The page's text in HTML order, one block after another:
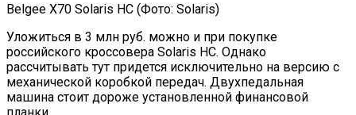
Belgee X70 Solaris HC (Фото: Solaris)
Уложиться в 3 млн руб. можно и при покупке
российского кроссовера Solaris HC. Однако
рассчитывать тут придется исключительно на версию с
механической коробкой передач. Двухпедальная
машина стоит дороже установленной финансовой